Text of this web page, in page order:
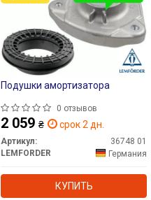
Подушки амортизатора
0 отзывов
2 059 ₴ срок 2 дн.
Артикул:
36748 01
LEMFORDER
Германия
КУПИТЬ